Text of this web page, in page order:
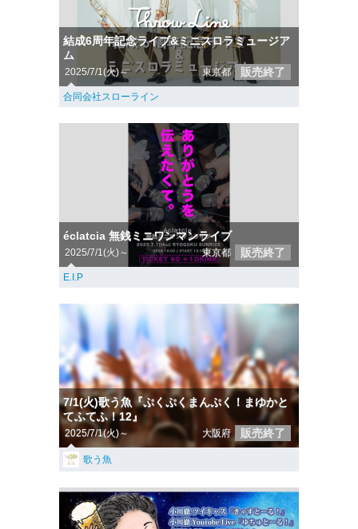
結成6周年記念ライブ&ミニスロラミュージア
ム
2025/7/1(火)～ 東京都 販売終了
合同会社スローライン
éclatcia 無銭ミニワンマンライブ
2025/7/1(火)～ 東京都 販売終了
E.I.P
7/1(火)歌う魚『ぷくぷくまんぷく！まゆかと
てふてふ！12』
2025/7/1(火)～ 大阪府 販売終了
歌う魚